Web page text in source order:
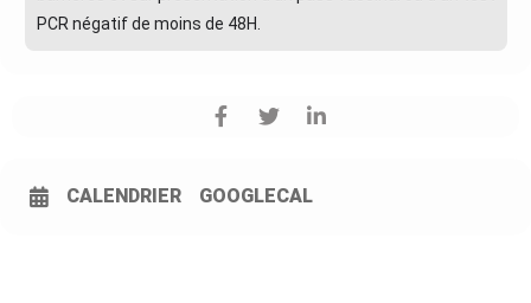
PCR négatif de moins de 48H.
CALENDRIER GOOGLECAL